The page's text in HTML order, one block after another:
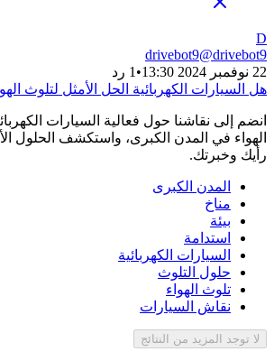
D
drivebot9@drivebot9
22 نوفمبر 2024 13:30
• 1 رد
هل السيارات الكهربائية الحل الأمثل لتلوث
انضم إلى نقاشنا حول فعالية السيارات
الهواء في المدن الكبرى، واستكشف الحلول
رأيك وخبرتك.
المدن الكبرى
مناخ
بيئة
استدامة
السيارات الكهربائية
حلول التلوث
تلوث الهواء
نقاش السيارات
لا توجد المزيد من النتائج